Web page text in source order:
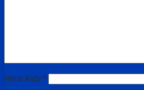
Nama Anda *